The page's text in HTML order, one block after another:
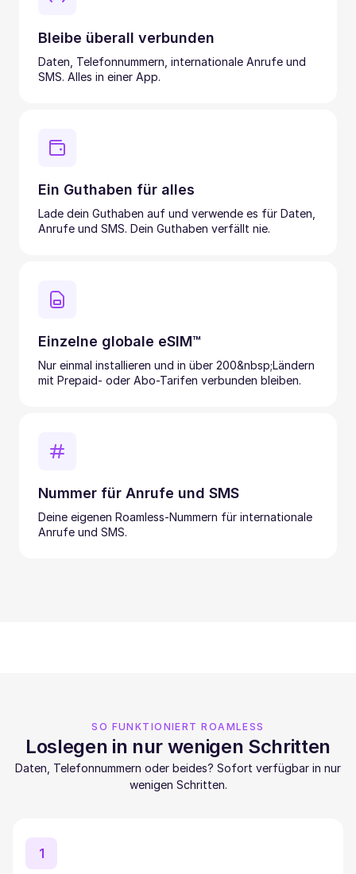
Bleibe überall verbunden
Daten, Telefonnummern, internationale Anrufe und
SMS. Alles in einer App.
Ein Guthaben für alles
Lade dein Guthaben auf und verwende es für Daten,
Anrufe und SMS. Dein Guthaben verfällt nie.
Einzelne globale eSIM™
Nur einmal installieren und in über 200&nbsp;Ländern
mit Prepaid- oder Abo-Tarifen verbunden bleiben.
Nummer für Anrufe und SMS
Deine eigenen Roamless-Nummern für internationale
Anrufe und SMS.
SO FUNKTIONIERT ROAMLESS
Loslegen in nur wenigen Schritten
Daten, Telefonnummern oder beides? Sofort verfügbar in nur
wenigen Schritten.
1